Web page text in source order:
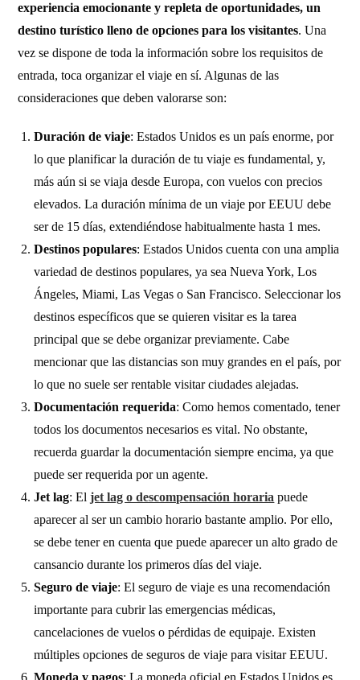
experiencia emocionante y repleta de oportunidades, un
destino turístico lleno de opciones para los visitantes. Una
vez se dispone de toda la información sobre los requisitos de
entrada, toca organizar el viaje en sí. Algunas de las
consideraciones que deben valorarse son:
Duración de viaje: Estados Unidos es un país enorme, por
lo que planificar la duración de tu viaje es fundamental, y,
más aún si se viaja desde Europa, con vuelos con precios
elevados. La duración mínima de un viaje por EEUU debe
ser de 15 días, extendiéndose habitualmente hasta 1 mes.
Destinos populares: Estados Unidos cuenta con una amplia
variedad de destinos populares, ya sea Nueva York, Los
Ángeles, Miami, Las Vegas o San Francisco. Seleccionar los
destinos específicos que se quieren visitar es la tarea
principal que se debe organizar previamente. Cabe
mencionar que las distancias son muy grandes en el país, por
lo que no suele ser rentable visitar ciudades alejadas.
Documentación requerida: Como hemos comentado, tener
todos los documentos necesarios es vital. No obstante,
recuerda guardar la documentación siempre encima, ya que
puede ser requerida por un agente.
Jet lag: Eljet lag o descompensación horaria puede
aparecer al ser un cambio horario bastante amplio. Por ello,
se debe tener en cuenta que puede aparecer un alto grado de
cansancio durante los primeros días del viaje.
Seguro de viaje: El seguro de viaje es una recomendación
importante para cubrir las emergencias médicas,
cancelaciones de vuelos o pérdidas de equipaje. Existen
múltiples opciones de seguros de viaje para visitar EEUU.
Moneda y pagos: La moneda oficial en Estados Unidos es